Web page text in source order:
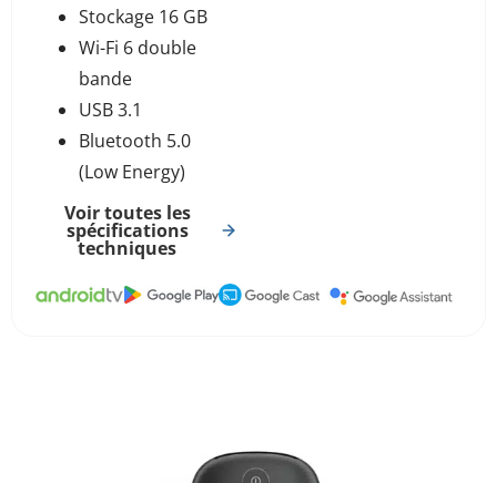
Stockage 16 GB
Wi-Fi 6 double
bande
USB 3.1
Bluetooth 5.0
(Low Energy)
Voir toutes les
spécifications
techniques